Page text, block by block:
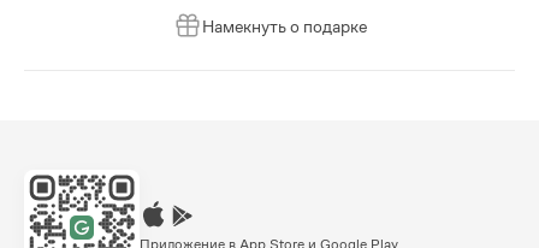
Намекнуть о подарке